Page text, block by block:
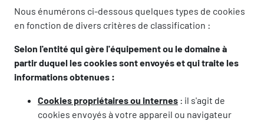
Nous énumérons ci-dessous quelques types de cookies
en fonction de divers critères de classification :
Selon l'entité qui gère l'équipement ou le domaine à
partir duquel les cookies sont envoyés et qui traite les
informations obtenues :
Cookies propriétaires ou internes : il s'agit de
cookies envoyés à votre appareil ou navigateur